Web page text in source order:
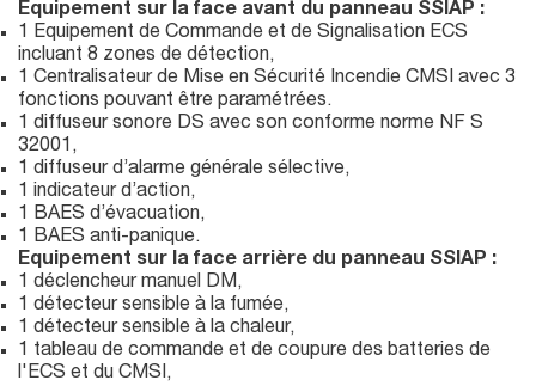
Equipement sur la face avant du panneau SSIAP :
1 Equipement de Commande et de Signalisation ECS
incluant 8 zones de détection,
1 Centralisateur de Mise en Sécurité Incendie CMSI avec 3
fonctions pouvant être paramétrées.
1 diffuseur sonore DS avec son conforme norme NF S
32001,
1 diffuseur d’alarme générale sélective,
1 indicateur d’action,
1 BAES d’évacuation,
1 BAES anti-panique.
Equipement sur la face arrière du panneau SSIAP :
1 déclencheur manuel DM,
1 détecteur sensible à la fumée,
1 détecteur sensible à la chaleur,
1 tableau de commande et de coupure des batteries de
l'ECS et du CMSI,